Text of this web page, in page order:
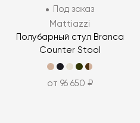
Под заказ
Mattiazzi
Полубарный стул Branca
Counter Stool
от 96 650 ₽